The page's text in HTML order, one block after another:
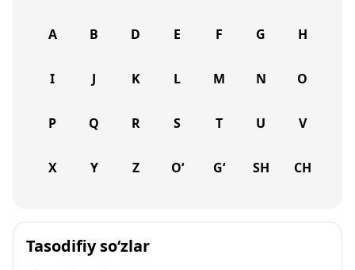
A B D E F G H
I J K L M N O
P Q R S T U V
X Y Z O‘ G‘ SH CH
Tasodifiy so‘zlar